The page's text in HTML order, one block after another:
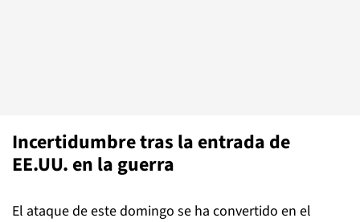
Incertidumbre tras la entrada de
EE.UU. en la guerra
El ataque de este domingo se ha convertido en el